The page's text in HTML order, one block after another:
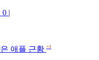
0 |
애플 근황 +4